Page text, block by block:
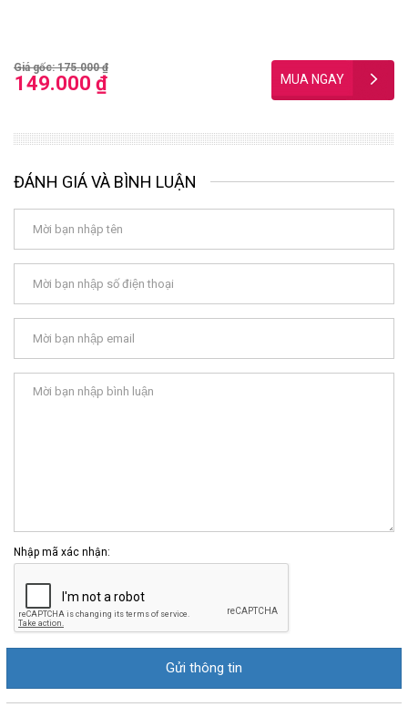
Giá gốc: 175.000 ₫
149.000 ₫
ĐÁNH GIÁ VÀ BÌNH LUẬN
Nhập mã xác nhận: